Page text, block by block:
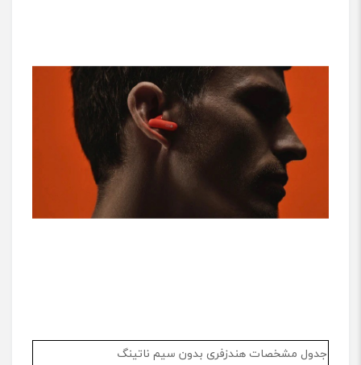
جدول مشخصات هندزفری بدون سیم ناتینگ